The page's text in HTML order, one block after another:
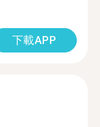
下載APP